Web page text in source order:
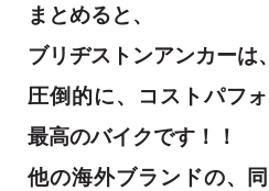
まとめると、
ブリヂストンアンカーは、
圧倒的に、コストパフ
最高のバイクです！！
他の海外ブランドの、